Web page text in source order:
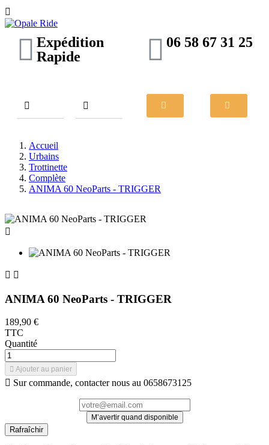

Expédition
Rapide
06 58 67 31 25
Accueil
Urbains
Trottinette
Complète
ANIMA 60 NeoParts - TRIGGER

 
ANIMA 60 NeoParts - TRIGGER
189,90 €
TTC
Quantité
 Ajouter au panier
 Sur commande, contacter nous au 0658673125
M’avertir quand disponible